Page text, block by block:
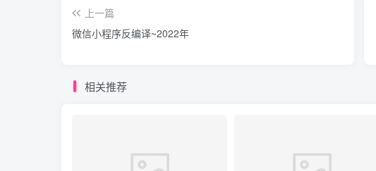
上一篇
微信小程序反编译~2022年
相关推荐